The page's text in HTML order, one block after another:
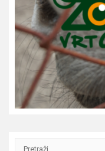
Pretraži: